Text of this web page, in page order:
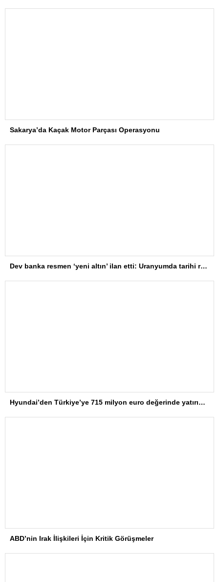
Sakarya’da Kaçak Motor Parçası Operasyonu
Dev banka resmen ‘yeni altın’ ilan etti: Uranyumda tarihi rekorlara çok az kaldı
Hyundai’den Türkiye’ye 715 milyon euro değerinde yatırım hamlesi
ABD’nin Irak İlişkileri İçin Kritik Görüşmeler